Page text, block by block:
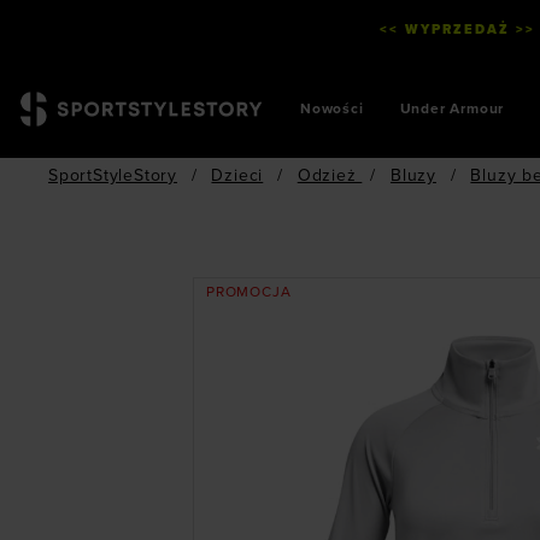
<< WYPRZEDAŻ
Nowości Under Armour
SportStyleStory / Dzieci / Odzież / Bluzy / Bluzy
PROMOCJA